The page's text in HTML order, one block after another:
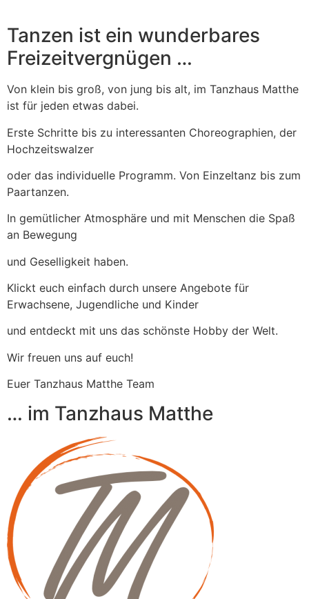
Tanzen ist ein wunderbares
Freizeitvergnügen …
Von klein bis groß, von jung bis alt, im Tanzhaus Matthe
ist für jeden etwas dabei.
Erste Schritte bis zu interessanten Choreographien, der
Hochzeitswalzer
oder das individuelle Programm. Von Einzeltanz bis zum
Paartanzen.
In gemütlicher Atmosphäre und mit Menschen die Spaß
an Bewegung
und Geselligkeit haben.
Klickt euch einfach durch unsere Angebote für
Erwachsene, Jugendliche und Kinder
und entdeckt mit uns das schönste Hobby der Welt.
Wir freuen uns auf euch!
Euer Tanzhaus Matthe Team
… im Tanzhaus Matthe